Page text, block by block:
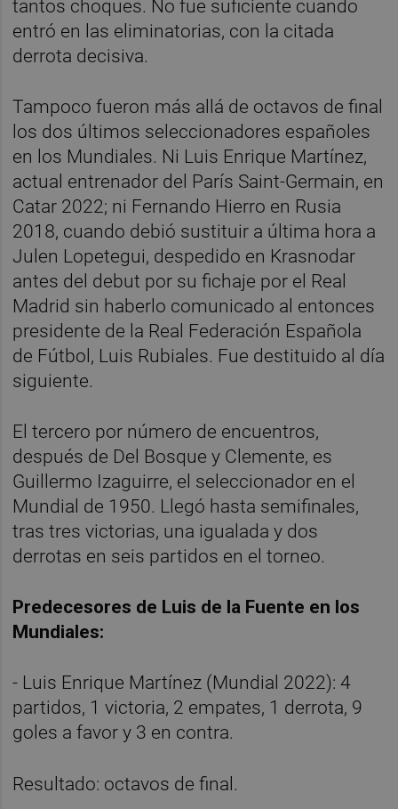
tantos choques. No fue suficiente cuando
entró en las eliminatorias, con la citada
derrota decisiva.
Tampoco fueron más allá de octavos de final
los dos últimos seleccionadores españoles
en los Mundiales. Ni Luis Enrique Martínez,
actual entrenador del París Saint-Germain, en
Catar 2022; ni Fernando Hierro en Rusia
2018, cuando debió sustituir a última hora a
Julen Lopetegui, despedido en Krasnodar
antes del debut por su fichaje por el Real
Madrid sin haberlo comunicado al entonces
presidente de la Real Federación Española
de Fútbol, Luis Rubiales. Fue destituido al día
siguiente.
El tercero por número de encuentros,
después de Del Bosque y Clemente, es
Guillermo Izaguirre, el seleccionador en el
Mundial de 1950. Llegó hasta semifinales,
tras tres victorias, una igualada y dos
derrotas en seis partidos en el torneo.
Predecesores de Luis de la Fuente en los
Mundiales:
- Luis Enrique Martínez (Mundial 2022): 4
partidos, 1 victoria, 2 empates, 1 derrota, 9
goles a favor y 3 en contra.
Resultado: octavos de final.